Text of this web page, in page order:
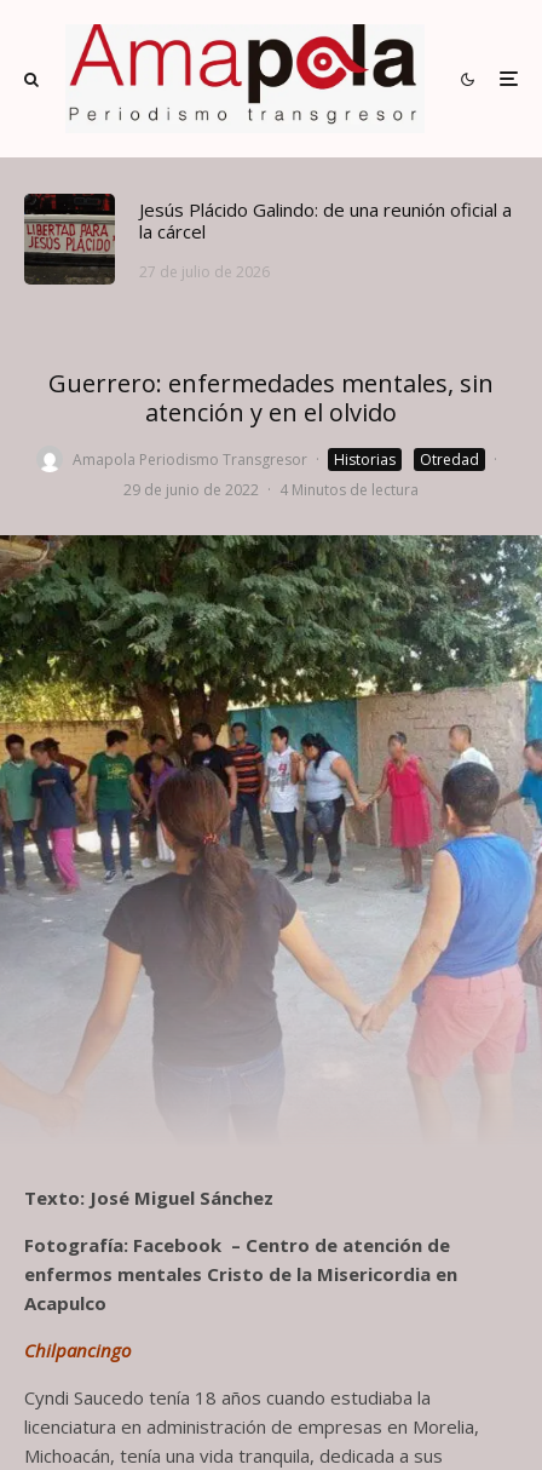
Jesús Plácido Galindo: de una reunión oficial a
la cárcel
27 de julio de 2026
Guerrero: enfermedades mentales, sin
atención y en el olvido
Amapola Periodismo Transgresor · Historias Otredad
·
29 de junio de 2022 · 4 Minutos de lectura
Texto: José Miguel Sánchez
Fotografía: Facebook – Centro de atención de
enfermos mentales Cristo de la Misericordia en
Acapulco
Chilpancingo
Cyndi Saucedo tenía 18 años cuando estudiaba la
licenciatura en administración de empresas en Morelia,
Michoacán, tenía una vida tranquila, dedicada a sus